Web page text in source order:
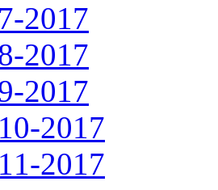
2017
2017
2017
2017
2017